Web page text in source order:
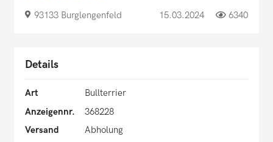
93133 Burglengenfeld 15.03.2024 6340
Details
Art
Bullterrier
Anzeigennr.
368228
Versand
Abholung